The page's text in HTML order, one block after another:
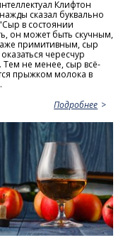
Клифтон
сказал буквально
в состоянии
он может быть скучным,
примитивным, сыр
чересчур
не менее, сыр всё-
прыжком молока в
Подробнее